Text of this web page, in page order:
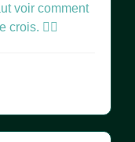
voir comment
crois. 🤷‍♂️